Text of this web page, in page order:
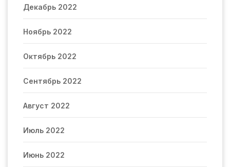
Декабрь 2022
Ноябрь 2022
Октябрь 2022
Сентябрь 2022
Август 2022
Июль 2022
Июнь 2022